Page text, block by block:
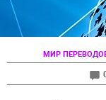
МИР